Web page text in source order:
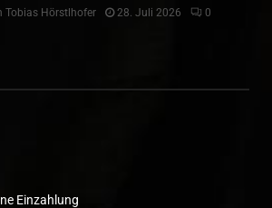
Tobias Hörstlhofer 28. Juli 2026 0
Einzahlung